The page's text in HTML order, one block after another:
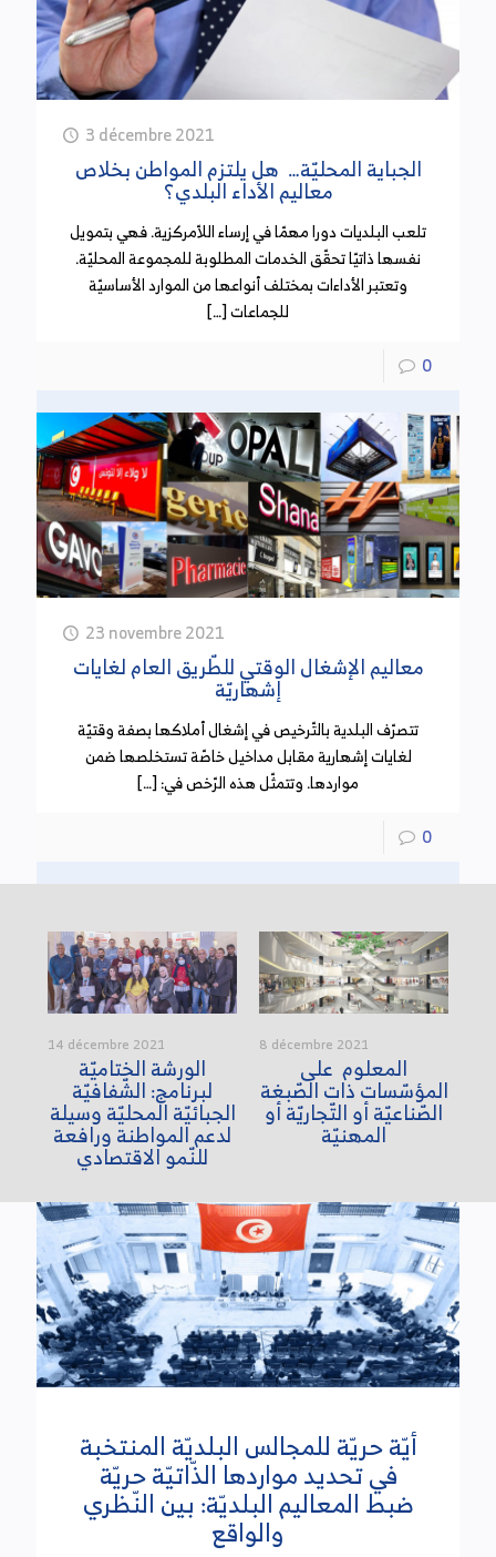
3 décembre 2021
الجباية المحليّة… هل يلتزم المواطن بخلاص
معاليم الأداء البلدي؟
تلعب البلديات دورا مهمّا في إرساء اللاّمركزية. فهي بتمويل
نفسها ذاتيّا تحقّق الخدمات المطلوبة للمجموعة المحليّة.
وتعتبر الأداءات بمختلف أنواعها من الموارد الأساسيّة
للجماعات […]
0
23 novembre 2021
معاليم الإشغال الوقتي للطّريق العام لغايات
إشهاريّة
تتصرّف البلدية بالتّرخيص في إشغال أملاكها بصفة وقتيّة
لغايات إشهارية مقابل مداخيل خاصّة تستخلصها ضمن
مواردها. وتتمثّل هذه الرّخص في: […]
0
14 décembre 2021
الورشة الختاميّة
لبرنامج: الشّفافيّة
الجبائيّة المحليّة وسيلة
لدعم المواطنة ورافعة
للنّمو الاقتصادي
8 décembre 2021
المعلوم على
المؤسّسات ذات الصّبغة
الصّناعيّة أو التّجاريّة أو
المهنيّة
أيّة حريّة للمجالس البلديّة المنتخبة
في تحديد مواردها الذّاتيّة حريّة
ضبط المعاليم البلديّة: بين النّظري
والواقع